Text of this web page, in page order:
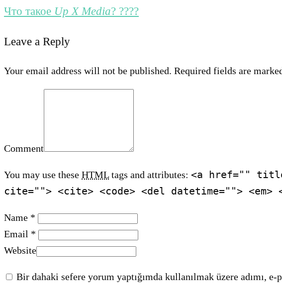
Что такое Up X Media? ????
Leave a Reply
Your email address will not be published. Required fields are
Comment
You may use these HTML tags and attributes: <a href=""
cite=""> <cite> <code> <del datetime="">
Name *
Email *
Website
Bir dahaki sefere yorum yaptığımda kullanılmak üzere adımı,